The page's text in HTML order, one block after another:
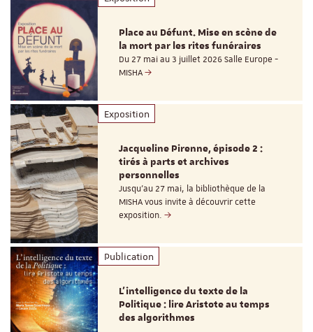
Place au Défunt. Mise en scène de
la mort par les rites funéraires
Du 27 mai au 3 juillet 2026 Salle Europe -
MISHA
Exposition
Jacqueline Pirenne, épisode 2 :
tirés à parts et archives
personnelles
Jusqu’au 27 mai, la bibliothèque de la
MISHA vous invite à découvrir cette
exposition.
Publication
L’intelligence du texte de la
Politique : lire Aristote au temps
des algorithmes